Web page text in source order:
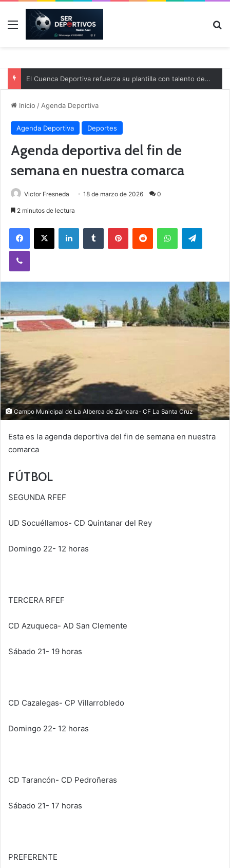
Menú
El Cuenca Deportiva refuerza su plantilla con talento de la comarca
Inicio / Agenda Deportiva
Agenda Deportiva Deportes
Agenda deportiva del fin de
semana en nuestra comarca
Victor Fresneda 18 de marzo de 2026 0
2 minutos de lectura
Campo Municipal de La Alberca de Záncara- CF La Santa Cruz
Esta es la agenda deportiva del fin de semana en nuestra
comarca
FÚTBOL
SEGUNDA RFEF
UD Socuéllamos- CD Quintanar del Rey
Domingo 22- 12 horas
TERCERA RFEF
CD Azuqueca- AD San Clemente
Sábado 21- 19 horas
CD Cazalegas- CP Villarrobledo
Domingo 22- 12 horas
CD Tarancón- CD Pedroñeras
Sábado 21- 17 horas
PREFERENTE